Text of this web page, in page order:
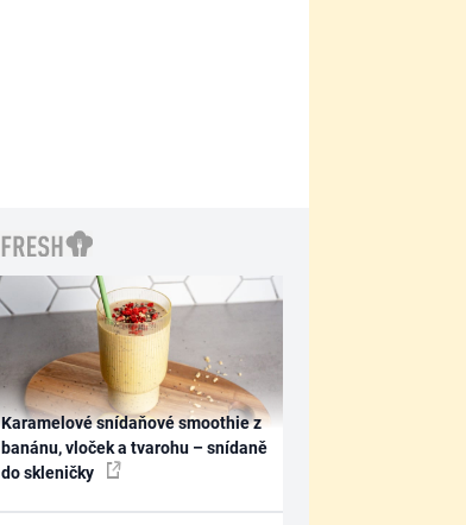
Karamelové snídaňové smoothie z
banánu, vloček a tvarohu – snídaně
do skleničky